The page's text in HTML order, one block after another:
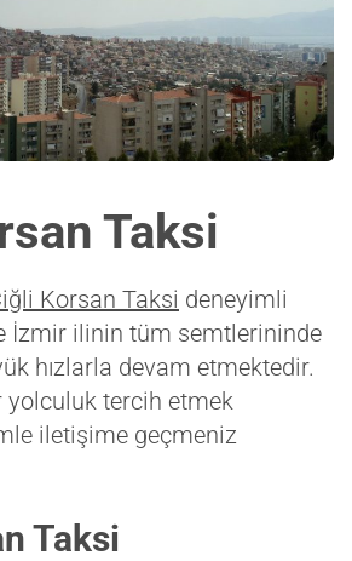
Taksi
Korsan Taksi deneyimli
İzmir ilinin tüm semtlerininde
hızlarla devam etmektedir.
yolculuk tercih etmek
iletişime geçmeniz
Taksi